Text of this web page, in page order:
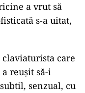
a vrut să
s-a uitat,
claviaturista care
reușit să-i
senzual, cu